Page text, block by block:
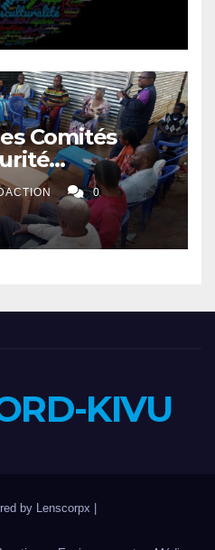
Comités
et
0
KIVU
by Lenscorpx |